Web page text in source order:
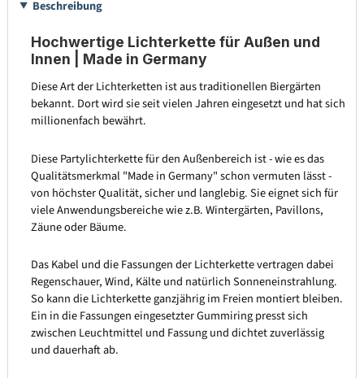
Beschreibung
Hochwertige Lichterkette für Außen und
Innen | Made in Germany
Diese Art der Lichterketten ist aus traditionellen Biergärten
bekannt. Dort wird sie seit vielen Jahren eingesetzt und hat sich
millionenfach bewährt.
Diese Partylichterkette für den Außenbereich ist - wie es das
Qualitätsmerkmal "Made in Germany" schon vermuten lässt -
von höchster Qualität, sicher und langlebig. Sie eignet sich für
viele Anwendungsbereiche wie z.B. Wintergärten, Pavillons,
Zäune oder Bäume.
Das Kabel und die Fassungen der Lichterkette vertragen dabei
Regenschauer, Wind, Kälte und natürlich Sonneneinstrahlung.
So kann die Lichterkette ganzjährig im Freien montiert bleiben.
Ein in die Fassungen eingesetzter Gummiring presst sich
zwischen Leuchtmittel und Fassung und dichtet zuverlässig
und dauerhaft ab.